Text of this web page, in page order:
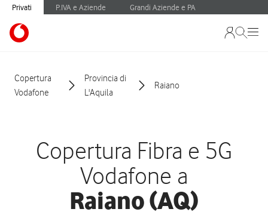
Privati P.IVA e Aziende Grandi Aziende e PA
Copertura
Vodafone
Provincia di
L'Aquila
Raiano
Copertura Fibra e 5G
Vodafone a
Raiano (AQ)